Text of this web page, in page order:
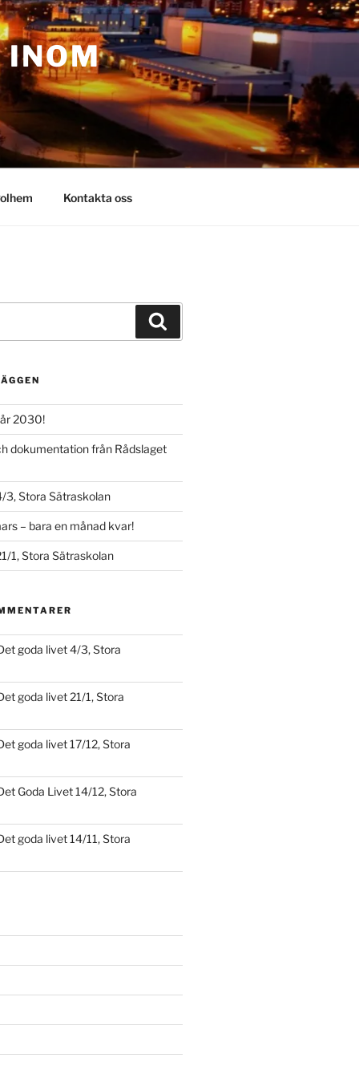
INOM
Kontakta oss
2030!
dokumentation från Rådslaget
3, Stora Sätraskolan
– bara en månad kvar!
1, Stora Sätraskolan
goda livet 4/3, Stora
goda livet 21/1, Stora
goda livet 17/12, Stora
Goda Livet 14/12, Stora
goda livet 14/11, Stora